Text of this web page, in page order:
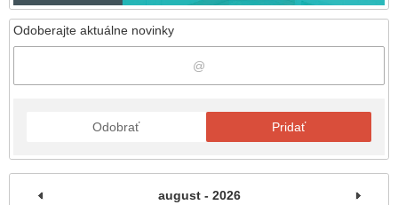
Odoberajte aktuálne novinky
Odobrať Pridať
august - 2026